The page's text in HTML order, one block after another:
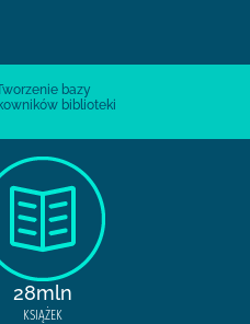
bazy
biblioteki
28mln
KSIĄŻEK